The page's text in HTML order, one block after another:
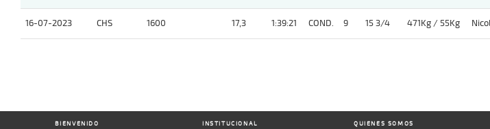
16-07-2023 CHS 1600 17,3 1:39:21 COND. 9 15 3/4 471Kg / 55Kg
BIENVENIDO INSTITUCIONAL QUIENES SOMOS